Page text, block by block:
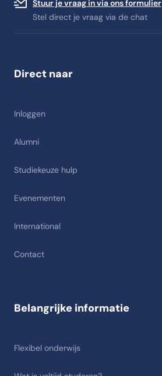
Stuur je vraag in via ons formulier
Stel direct je vraag via de chat
Direct naar
Inloggen
Alumni
Studiekeuze hulp
Evenementen
International
Contact
Belangrijke informatie
Flexibel onderwijs